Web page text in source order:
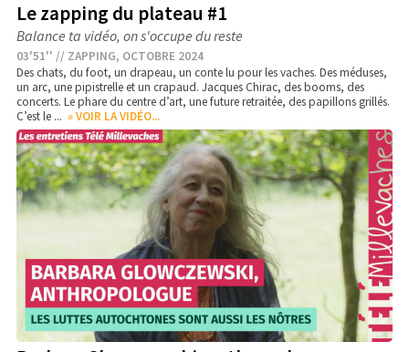
Le zapping du plateau #1
Balance ta vidéo, on s'occupe du reste
03'51'' // ZAPPING, OCTOBRE 2024
Des chats, du foot, un drapeau, un conte lu pour les vaches. Des méduses,
un arc, une pipistrelle et un crapaud. Jacques Chirac, des booms, des
concerts. Le phare du centre d’art, une future retraitée, des papillons grillés.
C’est le ... » VOIR LA VIDÉO...